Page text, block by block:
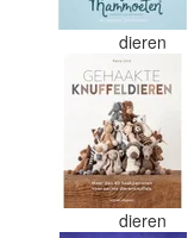
dieren
dieren